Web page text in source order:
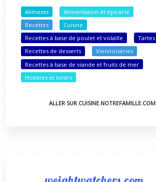
Aliments
Alimentation et épicerie
Recettes
Cuisine
Recettes à base de poulet et volaille
Tartes
Recettes de desserts
Viennoiseries
Recettes à base de viande et fruits de mer
Hobbies et loisirs
ALLER SUR CUISINE.NOTREFAMILLE.COM